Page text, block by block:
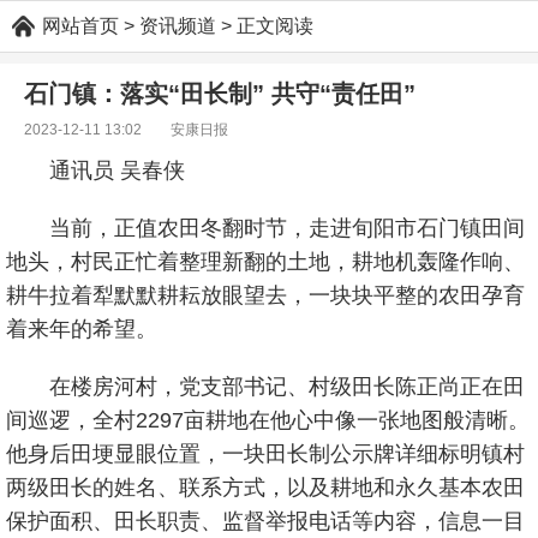
网站首页 > 资讯频道 > 正文阅读
石门镇：落实“田长制” 共守“责任田”
2023-12-11 13:02 安康日报
通讯员 吴春侠
当前，正值农田冬翻时节，走进旬阳市石门镇田间
地头，村民正忙着整理新翻的土地，耕地机轰隆作响、
耕牛拉着犁默默耕耘放眼望去，一块块平整的农田孕育
着来年的希望。
在楼房河村，党支部书记、村级田长陈正尚正在田
间巡逻，全村2297亩耕地在他心中像一张地图般清晰。
他身后田埂显眼位置，一块田长制公示牌详细标明镇村
两级田长的姓名、联系方式，以及耕地和永久基本农田
保护面积、田长职责、监督举报电话等内容，信息一目